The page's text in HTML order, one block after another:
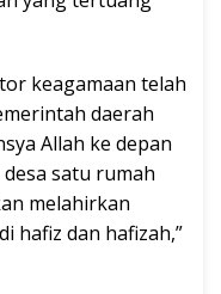
keagamaan telah
daerah
Allah ke depan
satu rumah
melahirkan
hafiz dan hafizah,”